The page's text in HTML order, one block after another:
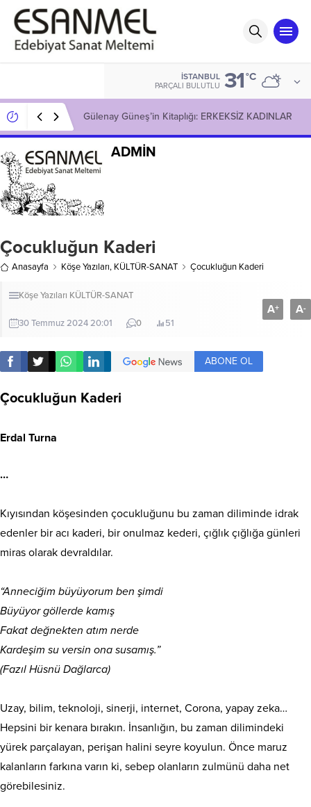
İSTANBUL
PARÇALI BULUTLU 31°C
Gülenay Güneş’in Kitaplığı: ERKEKSİZ KADINLAR
ADMİN
Çocukluğun Kaderi
Anasayfa Köşe Yazıları, KÜLTÜR-SANAT Çocukluğun Kaderi
Köşe Yazıları KÜLTÜR-SANAT
30 Temmuz 2024 20:01 0 51
A+ A-
ABONE OL
Çocukluğun Kaderi
Erdal Turna
…
Kıyısından köşesinden çocukluğunu bu zaman diliminde idrak
edenler bir acı kaderi, bir onulmaz kederi, çığlık çığlığa günleri
miras olarak devraldılar.
“Anneciğim büyüyorum ben şimdi
Büyüyor göllerde kamış
Fakat değnekten atım nerde
Kardeşim su versin ona susamış.”
(Fazıl Hüsnü Dağlarca)
Uzay, bilim, teknoloji, sinerji, internet, Corona, yapay zeka…
Hepsini bir kenara bırakın. İnsanlığın, bu zaman dilimindeki
yürek parçalayan, perişan halini seyre koyulun. Önce maruz
kalanların farkına varın ki, sebep olanların zulmünü daha net
görebilesiniz.